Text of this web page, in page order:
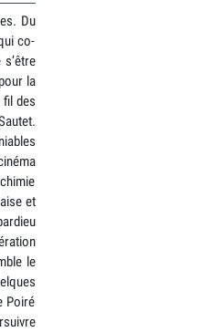
Du
co-
la
fil des
et
le
Poiré